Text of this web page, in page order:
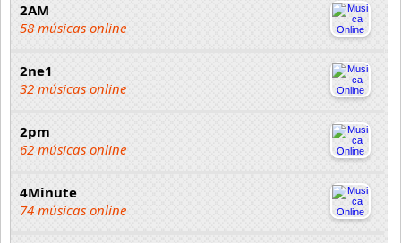
2AM
58 músicas online
2ne1
32 músicas online
2pm
62 músicas online
4Minute
74 músicas online